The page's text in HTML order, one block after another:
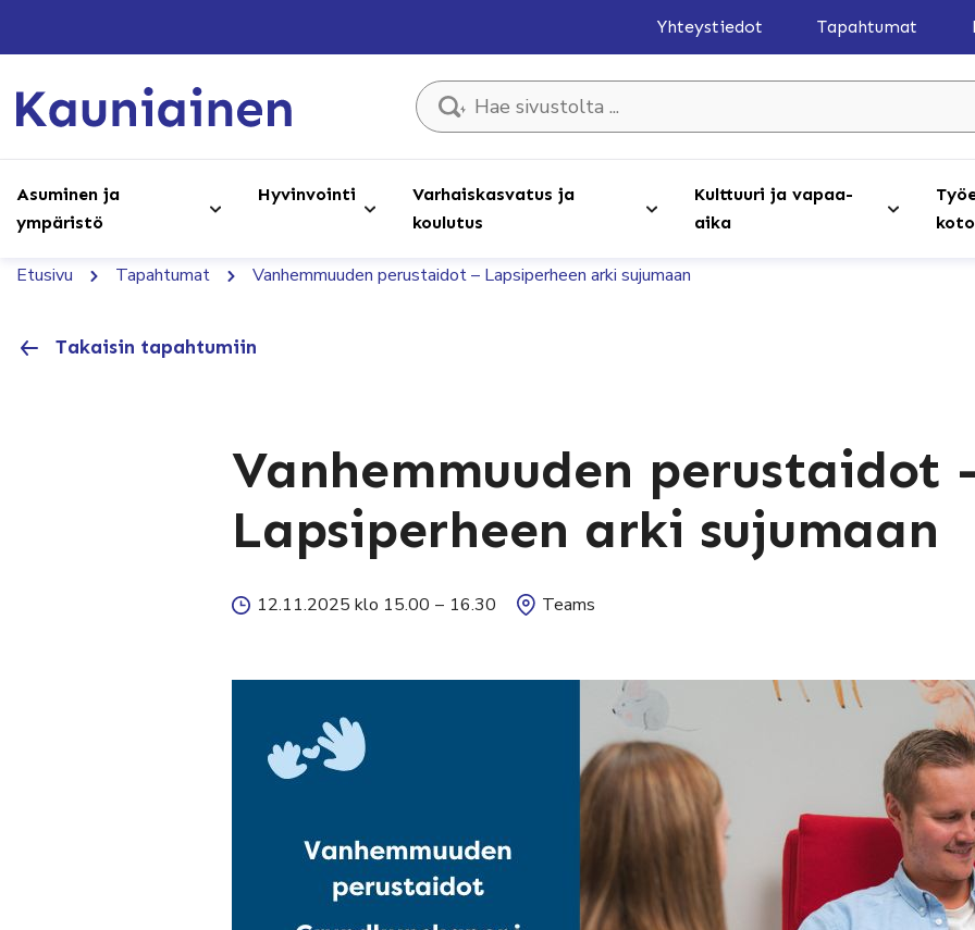
Yhteystiedot Tapahtumat
Hae sivustolta ...
Asuminen ja
ympäristö
Hyvinvointi
Varhaiskasvatus ja
koulutus
Kulttuuri ja vapaa-
aika
Etusivu Tapahtumat Vanhemmuuden perustaidot – Lapsiperheen arki sujumaan
Takaisin tapahtumiin
Vanhemmuuden perustaidot
Lapsiperheen arki sujumaan
12.11.2025 klo 15.00 – 16.30 Teams